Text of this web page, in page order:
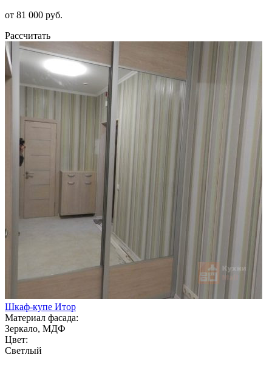
от 81 000 руб.
Рассчитать
Шкаф-купе Итор
Материал фасада:
Зеркало, МДФ
Цвет:
Светлый